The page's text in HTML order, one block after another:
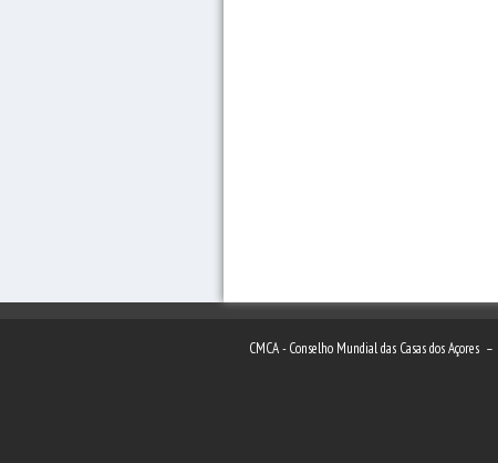
CMCA - Conselho Mundial das Casas dos Açores –